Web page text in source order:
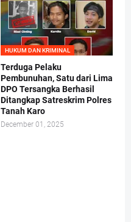
HUKUM DAN KRIMINAL
Terduga Pelaku
Pembunuhan, Satu dari Lima
DPO Tersangka Berhasil
Ditangkap Satreskrim Polres
Tanah Karo
December 01, 2025